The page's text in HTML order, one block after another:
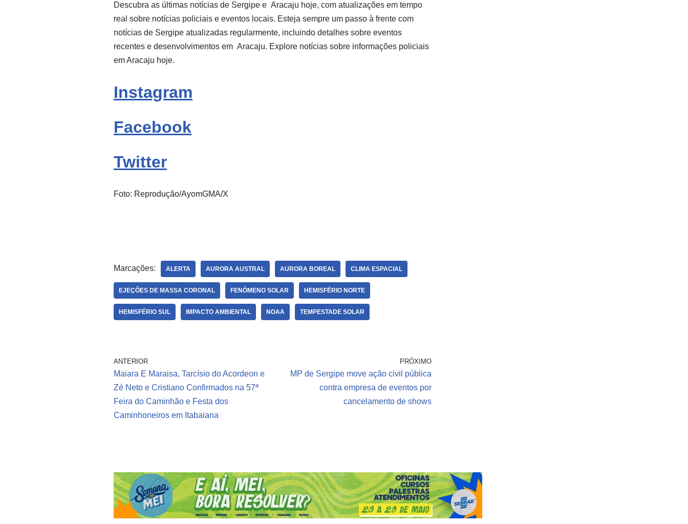
Descubra as últimas notícias de Sergipe e Aracaju hoje, com atualizações em tempo
real sobre notícias policiais e eventos locais. Esteja sempre um passo à frente com
notícias de Sergipe atualizadas regularmente, incluindo detalhes sobre eventos
recentes e desenvolvimentos em Aracaju. Explore notícias sobre informações policiais
em Aracaju hoje.
Instagram
Facebook
Twitter
Foto: Reprodução/AyomGMA/X
Marcações: ALERTA AURORA AUSTRAL AURORA BOREAL CLIMA ESPACIAL
EJEÇÕES DE MASSA CORONAL FENÔMENO SOLAR HEMISFÉRIO NORTE
HEMISFÉRIO SUL IMPACTO AMBIENTAL NOAA TEMPESTADE SOLAR
ANTERIOR
Maiara E Maraisa, Tarcísio do Acordeon e
Zé Neto e Cristiano Confirmados na 57ª
Feira do Caminhão e Festa dos
Caminhoneiros em Itabaiana
PRÓXIMO
MP de Sergipe move ação civil pública
contra empresa de eventos por
cancelamento de shows